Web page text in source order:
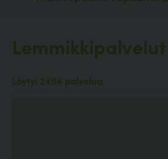
Lemmikkipalvelut
Löytyi 2494 palvelua